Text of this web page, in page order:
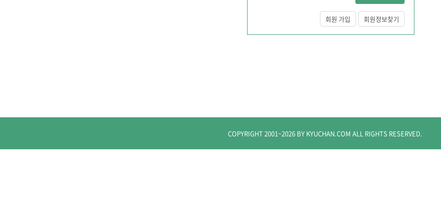
회원 가입 회원정보찾기
COPYRIGHT 2001~2026BY KYUCHAN.COM ALL RIGHTS RESERVED.